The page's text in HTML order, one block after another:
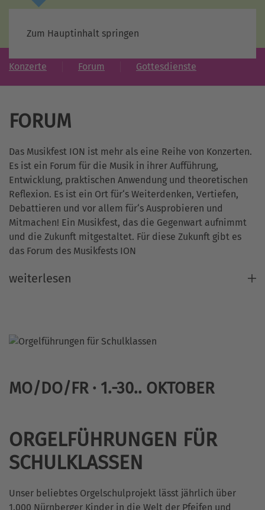
Zum Hauptinhalt springen
Konzerte Forum Gottesdienste
FORUM
Das Musikfest ION ist mehr als eine Reihe von Konzerten.
Es ist ein Forum für die Musik in ihrer Aufführung,
Entwicklung, praktischen Anwendung und theoretischen
Reflexion. Es ist ein Ort für‘s Weiterdenken, Vertiefen,
Debattieren und vor allem für‘s Ausprobieren und
Mitmachen! Ein Musikfest, das die Gegenwart aufnimmt
und die Zukunft mitgestaltet. Für diese Zukunft gibt es
das Forum des Musikfests ION
weiterlesen
MO/DO/FR· 1.-30.. OKTOBER
ORGELFÜHRUNGEN FÜR
SCHULKLASSEN
Unser beliebtes Orgelschulprojekt lässt jährlich über
1.000 Nürnberger Kinder in die Welt der Pfeifen und